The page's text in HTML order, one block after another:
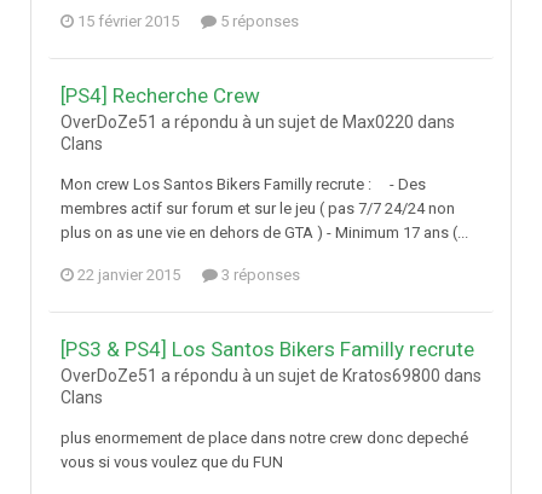
15 février 2015 5 réponses
[PS4] Recherche Crew
OverDoZe51 a répondu à un sujet de Max0220 dans
Clans
Mon crew Los Santos Bikers Familly recrute : - Des
membres actif sur forum et sur le jeu ( pas 7/7 24/24 non
plus on as une vie en dehors de GTA ) - Minimum 17 ans (...
22 janvier 2015 3 réponses
[PS3 & PS4] Los Santos Bikers Familly recrute
OverDoZe51 a répondu à un sujet de Kratos69800 dans
Clans
plus enormement de place dans notre crew donc depeché
vous si vous voulez que du FUN